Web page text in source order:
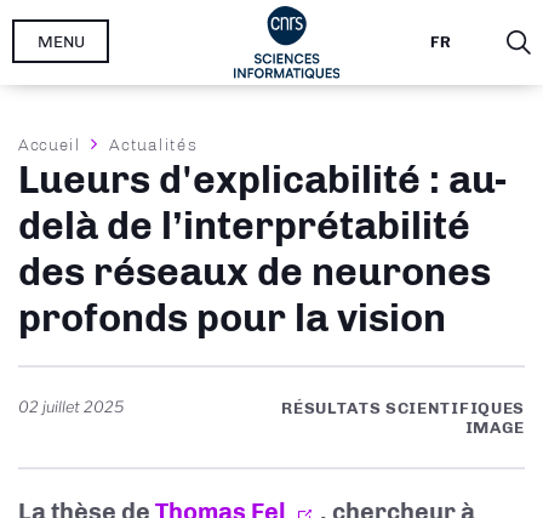
Aller
FR
MENU
Fil
d'Ariane
Accueil Actualités
Lueurs d'explicabilité : au-
delà de l’interprétabilité
des réseaux de neurones
profonds pour la vision
02 juillet 2025
RÉSULTATS SCIENTIFIQUES
IMAGE
La thèse de Thomas Fel
, chercheur à